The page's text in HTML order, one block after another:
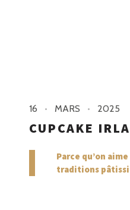
16 MARS 2025
CUPCAKE
Parce qu’on
traditions